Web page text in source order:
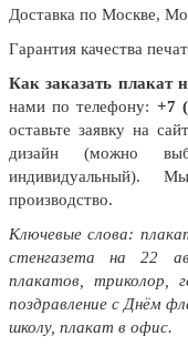
Доставка по Москве,
Гарантия качества
Как заказать плакат
нами по телефону: +7
оставьте заявку на
дизайн (можно
индивидуальный).
производство.
Ключевые слова:
стенгазета на 22
плакатов, триколор,
поздравление с Днём
школу, плакат в офис.